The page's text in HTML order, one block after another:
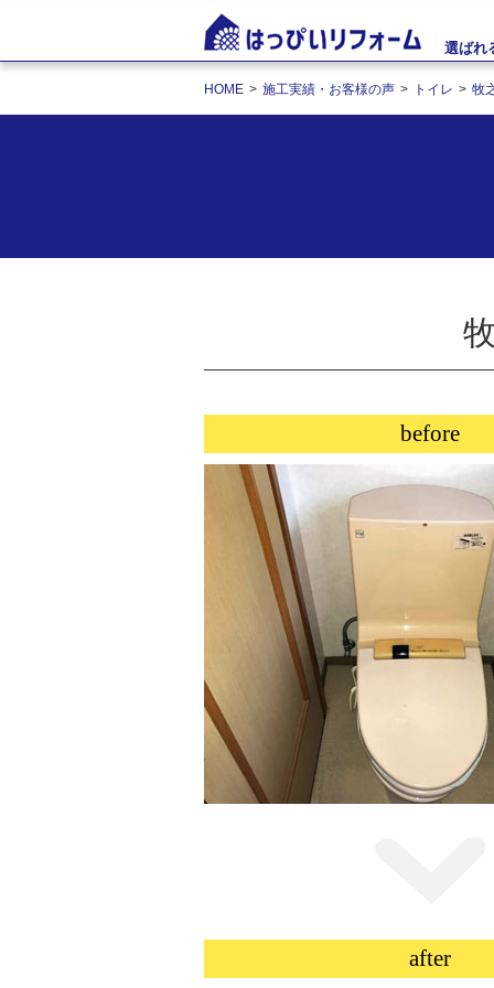
選ばれ
HOME 施工実績・お客様の声 トイレ 牧
before
after